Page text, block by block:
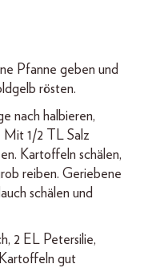
Pfanne geben und
rösten.
nach halbieren,
Mit 1/2 TL Salz
Kartoffeln schälen,
reiben. Geriebene
schälen und
2 EL Petersilie,
gut